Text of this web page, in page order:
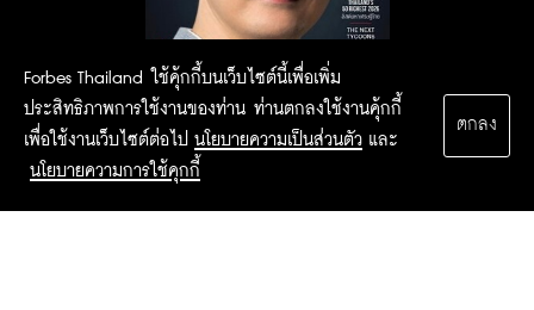
Forbes Thailand ใช้คุ้กกี้บนเว็บไซต์นี้เพื่อเพิ่ม
ประสิทธิภาพการใช้งานของท่าน ท่านตกลงใช้งานคุ้กกี้
เพื่อใช้งานเว็บไซต์ต่อไป นโยบายความเป็นส่วนตัว และ
นโยบายความการใช้คุกกี้
ตกลง
2015 Forbesthailand.com ALL RIGHTS RESERVED